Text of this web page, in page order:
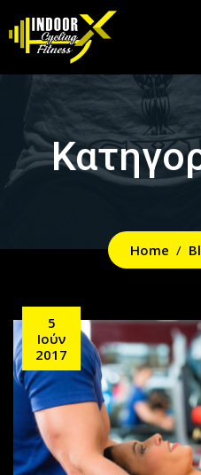
Home
5
Ιούν
2017